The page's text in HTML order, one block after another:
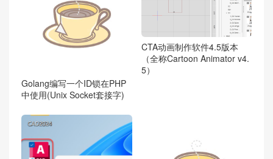
Golang编写一个ID锁在PHP
中使用(Unix Socket套接字)
CTA动画制作软件4.5版本
（全称Cartoon Animator v4.
5）